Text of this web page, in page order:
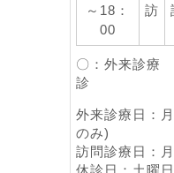
～18：
00
訪
〇：外来診療
診
外来診療日：
のみ)
訪問診療日：
休診日：土曜